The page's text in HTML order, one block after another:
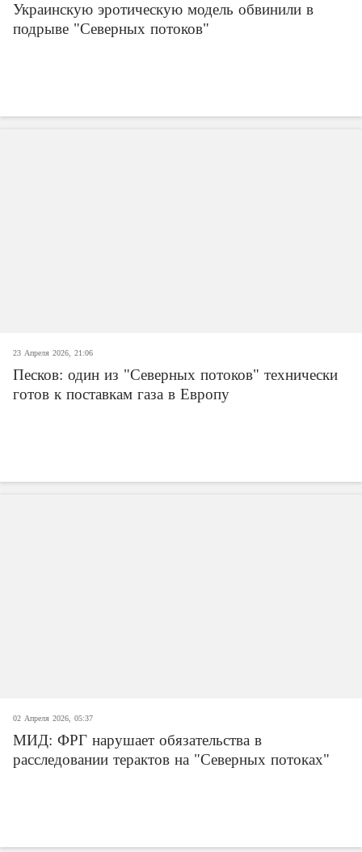
Украинскую эротическую модель обвинили в
подрыве "Северных потоков"
23 Апреля 2026, 21:06
Песков: один из "Северных потоков" технически
готов к поставкам газа в Европу
02 Апреля 2026, 05:37
МИД: ФРГ нарушает обязательства в
расследовании терактов на "Северных потоках"